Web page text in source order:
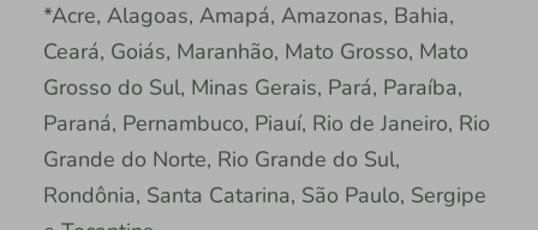
*Acre, Alagoas, Amapá, Amazonas, Bahia,
Ceará, Goiás, Maranhão, Mato Grosso, Mato
Grosso do Sul, Minas Gerais, Pará, Paraíba,
Paraná, Pernambuco, Piauí, Rio de Janeiro, Rio
Grande do Norte, Rio Grande do Sul,
Rondônia, Santa Catarina, São Paulo, Sergipe